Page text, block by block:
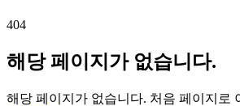
404
해당 페이지가 없습니다.
해당 페이지가 없습니다. 처음 페이지로